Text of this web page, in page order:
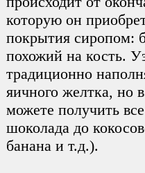
которую он
покрытия сиропом:
похожий на кость.
традиционно
яичного желтка, но
можете получить
шоколада до
банана и т.д.).